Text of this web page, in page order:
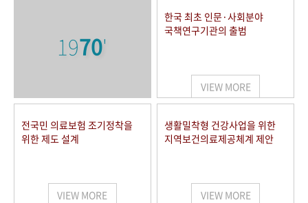
키워드로 보는 연구 역사
연구자들
사진 아카이브 문서 기록물 행정박물 영상 기록물
50+1 주년 기념
세계와 함께 한 KIHASA
1970'
한국 최초 인문·사회분야
국책연구기관의 출범
VIEW MORE
전국민 의료보험 조기정착을
위한 제도 설계
VIEW MORE
생활밀착형 건강사업을 위한
지역보건의료제공체계 제안
VIEW MORE